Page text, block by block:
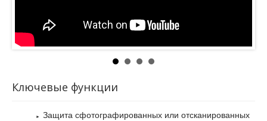
количеством компьютеров и сотрудников. Продукт подойдет
для организаций, в которых активно пользуются мобильными
устройствами.
Cистема обладает гибкостью развертывания, удобными
охватывать все каналы.
Система Symantec Data Loss Prevention реализует комплекс
Ключевые функции
Защита сфотографированных или отсканированных